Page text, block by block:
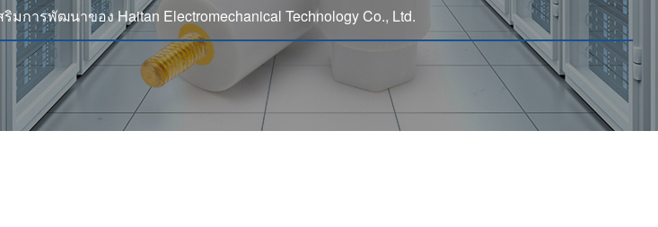
มการพัฒนาของ Haitan Electromechanical Technology Co., Ltd.